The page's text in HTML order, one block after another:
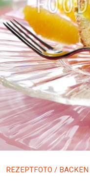
REZEPTFOTO / BACKEN